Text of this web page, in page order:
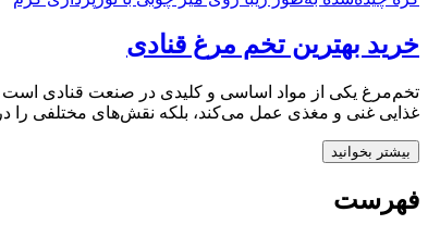
خرید بهترین تخم‌ مرغ قنادی
تخم‌مرغ یکی از مواد اساسی و کلیدی در صنعت قنادی است
غذایی غنی و مغذی عمل می‌کند، بلکه نقش‌های مختلفی را
بیشتر بخوانید
فهرست